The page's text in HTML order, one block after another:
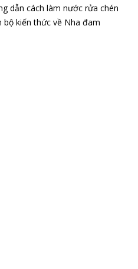
dẫn cách làm nước rửa chén
bộ kiến thức về Nha đam